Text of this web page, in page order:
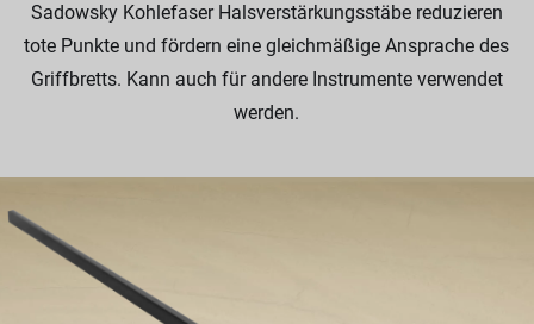
Sadowsky Kohlefaser Halsverstärkungsstäbe reduzieren
tote Punkte und fördern eine gleichmäßige Ansprache des
Griffbretts. Kann auch für andere Instrumente verwendet
werden.